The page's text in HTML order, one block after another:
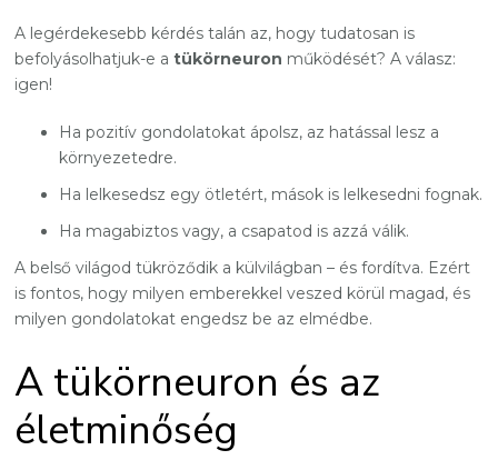
A legérdekesebb kérdés talán az, hogy tudatosan is
befolyásolhatjuk-e atükörneuron működését? A válasz:
igen!
Ha pozitív gondolatokat ápolsz, az hatással lesz a
környezetedre.
Ha lelkesedsz egy ötletért, mások is lelkesedni fognak.
Ha magabiztos vagy, a csapatod is azzá válik.
A belső világod tükröződik a külvilágban – és fordítva. Ezért
is fontos, hogy milyen emberekkel veszed körül magad, és
milyen gondolatokat engedsz be az elmédbe.
A tükörneuron és az
életminőség